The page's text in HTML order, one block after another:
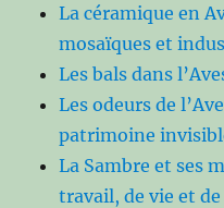
La céramique en
mosaïques et
Les bals dans
Les odeurs de
patrimoine
La Sambre et ses
travail, de vie et